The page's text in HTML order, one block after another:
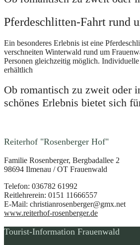
Pferdeschlitten-Fahrt rund
Ein besonderes Erlebnis ist eine
verschneiten Winterwald rund um
Personen gleichzeitig möglich.
erhältlich
Ob romantisch zu zweit oder
schönes Erlebnis bietet sich
Reiterhof "Rosenberger Hof"
Familie Rosenberger, Bergbadallee 2
98694 Ilmenau / OT Frauenwald
Telefon: 036782 61992
Reitlehrerein: 0151 11666557
E-Mail: christianrosenberger@gmx.net
www.reiterhof-rosenberger.de
Tourist-Information Frauenwald